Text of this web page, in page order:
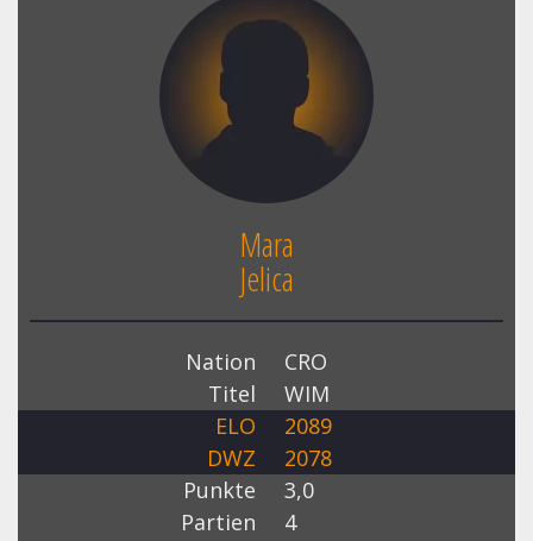
Mara
Jelica
Nation
CRO
Titel
WIM
ELO
2089
DWZ
2078
Punkte
3,0
Partien
4